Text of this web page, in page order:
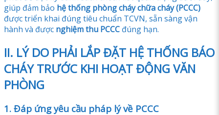
giúp đảm bảo hệ thống phòng cháy chữa cháy (PCCC)
được triển khai đúng tiêu chuẩn TCVN, sẵn sàng vận
hành và được nghiệm thu PCCC đúng hạn.
II. LÝ DO PHẢI LẮP ĐẶT HỆ THỐNG BÁO
CHÁY TRƯỚC KHI HOẠT ĐỘNG VĂN
PHÒNG
1. Đáp ứng yêu cầu pháp lý về PCCC